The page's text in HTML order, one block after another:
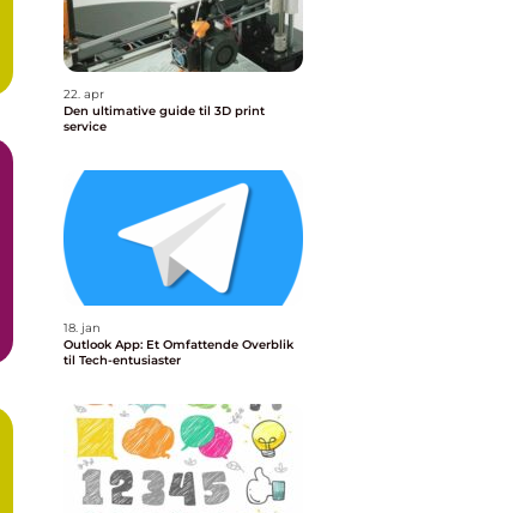
22. apr
Den ultimative guide til 3D print
service
18. jan
Outlook App: Et Omfattende Overblik
til Tech-entusiaster